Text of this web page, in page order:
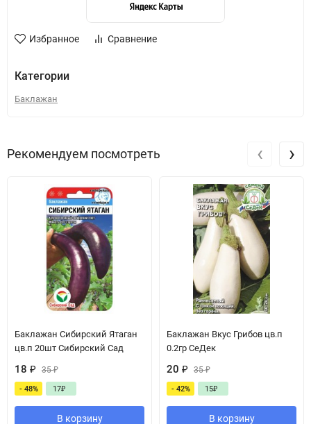
Избранное Сравнение
Категории
Баклажан
Рекомендуем посмотреть
Баклажан Сибирский Ятаган
цв.п 20шт Сибирский Сад
18 ₽ 35₽
- 48% 17₽
В корзину
Баклажан Вкус Грибов цв.п
0.2гр СеДек
20 ₽ 35₽
- 42% 15₽
В корзину
‹ ›